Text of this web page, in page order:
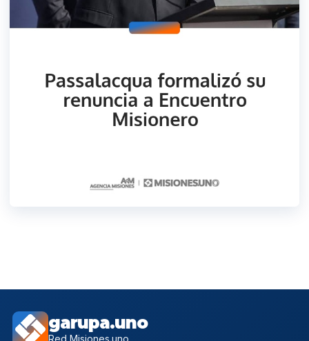
garupa.uno
Red Misiones.uno